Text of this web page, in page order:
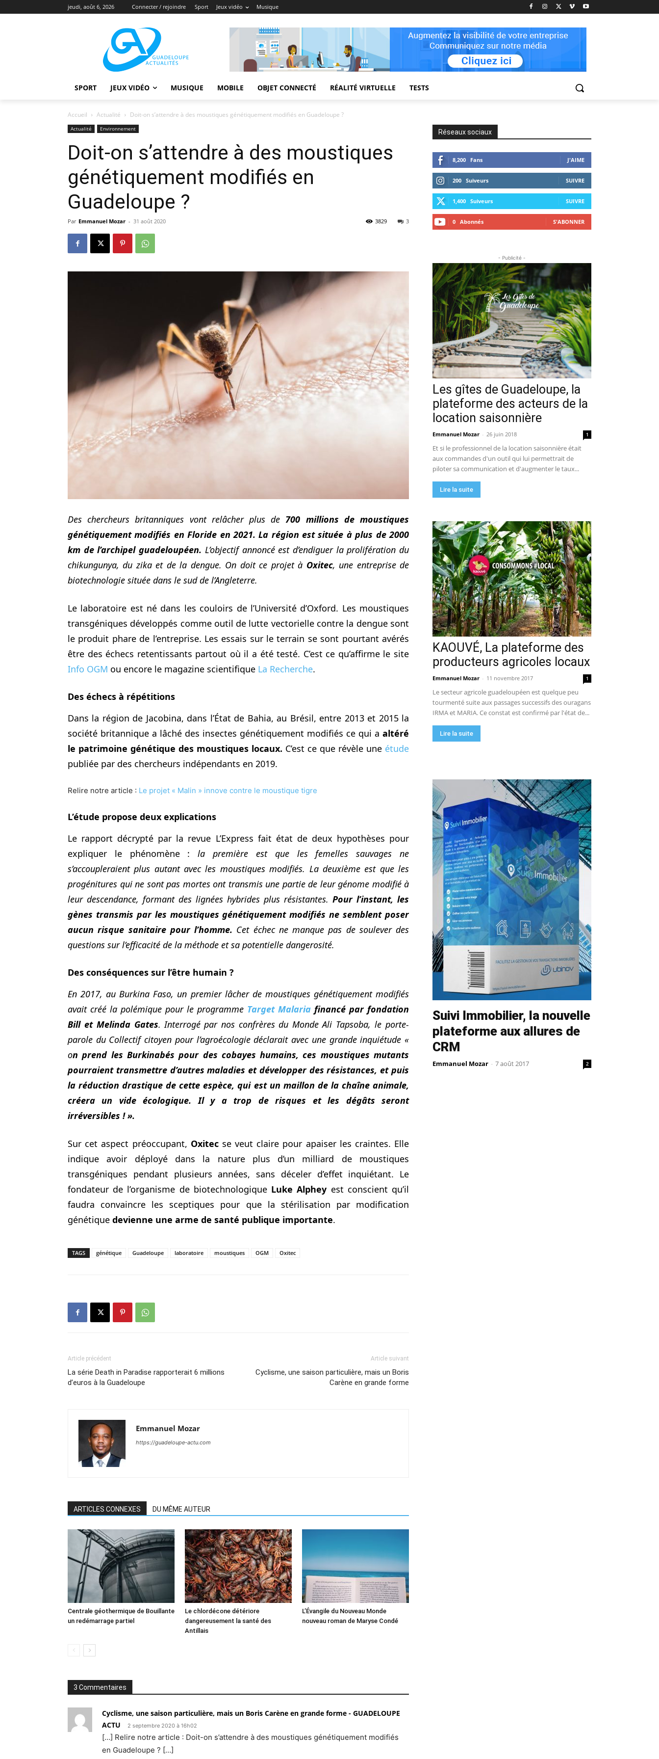
jeudi, août 6, 2026 Connecter / rejoindre Sport Jeux vidéo Musique
SPORT JEUX VIDÉO MUSIQUE MOBILE OBJET CONNECTÉ RÉALITÉ VIRTUELLE TESTS
Accueil Actualité Doit-on s’attendre à des moustiques génétiquement modifiés en Guadeloupe ?
Actualité Environnement
Doit-on s’attendre à des moustiques
génétiquement modifiés en
Guadeloupe ?
Par Emmanuel Mozar - 31 août 2020 3
3829
Des chercheurs britanniques vont relâcher plus de 700 millions de moustiques
génétiquement modifiés en Floride en 2021. La région est située à plus de 2000
km de l’archipel guadeloupéen. L’objectif annoncé est d’endiguer la prolifération du
chikungunya, du zika et de la dengue. On doit ce projet à Oxitec, une entreprise de
biotechnologie située dans le sud de l’Angleterre.
Le laboratoire est né dans les couloirs de l’Université d’Oxford. Les moustiques
transgéniques développés comme outil de lutte vectorielle contre la dengue sont
le produit phare de l’entreprise. Les essais sur le terrain se sont pourtant avérés
être des échecs retentissants partout où il a été testé. C’est ce qu’affirme le site
Info OGM ou encore le magazine scientifique La Recherche.
Des échecs à répétitions
Dans la région de Jacobina, dans l’État de Bahia, au Brésil, entre 2013 et 2015 la
société britannique a lâché des insectes génétiquement modifiés ce qui a altéré
le patrimoine génétique des moustiques locaux. C’est ce que révèle une étude
publiée par des chercheurs indépendants en 2019.
Relire notre article : Le projet « Malin » innove contre le moustique tigre
L’étude propose deux explications
Le rapport décrypté par la revue L’Express fait état de deux hypothèses pour
expliquer le phénomène :la première est que les femelles sauvages ne
s’accoupleraient plus autant avec les moustiques modifiés. La deuxième est que les
progénitures qui ne sont pas mortes ont transmis une partie de leur génome modifié à
leur descendance, formant des lignées hybrides plus résistantes. Pour l’instant, les
gènes transmis par les moustiques génétiquement modifiés ne semblent poser
aucun risque sanitaire pour l’homme. Cet échec ne manque pas de soulever des
questions sur l’efficacité de la méthode et sa potentielle dangerosité.
Des conséquences sur l’être humain ?
En 2017, au Burkina Faso, un premier lâcher de moustiques génétiquement modifiés
avait créé la polémique pour le programme Target Malaria financé par fondation
Bill et Melinda Gates. Interrogé par nos confrères du Monde Ali Tapsoba, le porte-
parole du Collectif citoyen pour l’agroécologie déclarait avec une grande inquiétude «
on prend les Burkinabés pour des cobayes humains, ces moustiques mutants
pourraient transmettre d’autres maladies et développer des résistances, et puis
la réduction drastique de cette espèce, qui est un maillon de la chaîne animale,
créera un vide écologique. Il y a trop de risques et les dégâts seront
irréversibles ! ».
Sur cet aspect préoccupant, Oxitecse veut claire pour apaiser les craintes. Elle
indique avoir déployé dans la nature plus d’un milliard de moustiques
transgéniques pendant plusieurs années, sans déceler d’effet inquiétant. Le
fondateur de l’organisme de biotechnologique Luke Alphey est conscient qu’il
faudra convaincre les sceptiques pour que la stérilisation par modification
génétique devienne une arme de santé publique importante.
TAGS génétique Guadeloupe laboratoire moustiques OGM Oxitec
Article précédent
La série Death in Paradise rapporterait 6 millions
d’euros à la Guadeloupe
Article suivant
Cyclisme, une saison particulière, mais un Boris
Carène en grande forme
Emmanuel Mozar
https://guadeloupe-actu.com
ARTICLES CONNEXES DU MÊME AUTEUR
Centrale géothermique de Bouillante
un redémarrage partiel
Le chlordécone détériore
dangereusement la santé des
Antillais
L’Évangile du Nouveau Monde
nouveau roman de Maryse Condé
3 Commentaires
Cyclisme, une saison particulière, mais un Boris Carène en grande forme - GUADELOUPE
ACTU
2 septembre 2020 à 16h02
[…] Relire notre article : Doit-on s’attendre à des moustiques génétiquement modifiés
en Guadeloupe ? […]
Réseaux sociaux
8,200 Fans J'AIME
200 Suiveurs SUIVRE
1,400 Suiveurs SUIVRE
0 Abonnés S'ABONNER
- Publicité -
Les gîtes de Guadeloupe, la
plateforme des acteurs de la
location saisonnière
Emmanuel Mozar - 26 juin 2018 1
Et si le professionnel de la location saisonnière était
aux commandes d'un outil qui lui permettrait de
piloter sa communication et d'augmenter le taux...
Lire la suite
KAOUVÉ, La plateforme des
producteurs agricoles locaux
Emmanuel Mozar - 11 novembre 2017 1
Le secteur agricole guadeloupéen est quelque peu
tourmenté suite aux passages successifs des ouragans
IRMA et MARIA. Ce constat est confirmé par l'état de...
Lire la suite
Suivi Immobilier, la nouvelle
plateforme aux allures de
CRM
Emmanuel Mozar - 7 août 2017 2